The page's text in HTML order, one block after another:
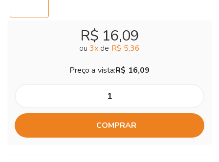
R$ 16,09
ou 3x de R$ 5,36
Preço a vista:R$ 16,09
COMPRAR